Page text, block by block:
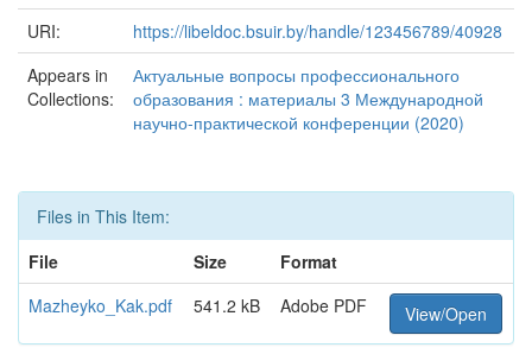
URI:
https://libeldoc.bsuir.by/handle/123456789/40928
Appears in
Collections:
Актуальные вопросы профессионального
образования : материалы 3 Международной
научно-практической конференции (2020)
Files in This Item:
File
Size
Format
Mazheyko_Kak.pdf
541.2 kB Adobe PDF View/Open